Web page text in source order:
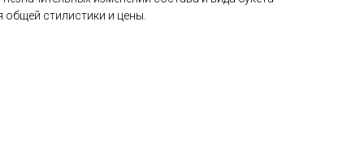
общей стилистики и цены.